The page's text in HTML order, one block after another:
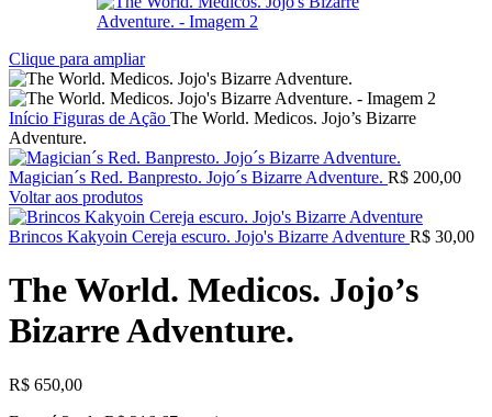
Clique para ampliar
Início Figuras de Ação The World. Medicos. Jojo’s Bizarre
Adventure.
Magician´s Red. Banpresto. Jojo´s Bizarre Adventure. R$ 200,00
Voltar aos produtos
Brincos Kakyoin Cereja escuro. Jojo's Bizarre Adventure R$ 30,00
The World. Medicos. Jojo’s
Bizarre Adventure.
R$ 650,00